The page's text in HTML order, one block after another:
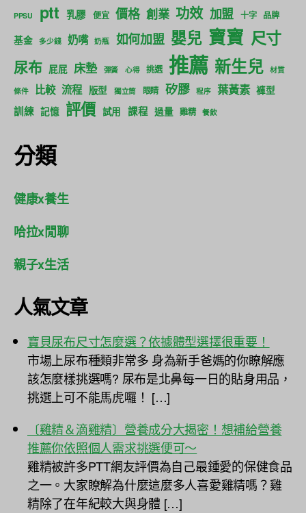
PPSU ptt 乳膠 便宜 價格 創業 功效 加盟 十字 品牌
基金 多少錢 奶嘴 奶瓶 如何加盟 嬰兒 寶寶 尺寸
尿布 屁屁 床墊 彈簧 心得 挑選 推薦 新生兒 材質
條件 比較 流程 版型 獨立筒 眼睛 矽膠 程序 葉黃素 褲型
訓練 記憶 評價 試用 課程 過量 雞精 餐飲
分類
健康x養生
哈拉x閒聊
親子x生活
人氣文章
寶貝尿布尺寸怎麼選？依據體型選擇很重要！
市場上尿布種類非常多 身為新手爸媽的你瞭解應
該怎麼樣挑選嗎? 尿布是北鼻每一日的貼身用品，
挑選上可不能馬虎囉！ […]
〔雞精＆滴雞精〕營養成分大揭密！想補給營養
推薦你依照個人需求挑選便可～
雞精被許多PTT網友評價為自己最鍾愛的保健食品
之一。大家瞭解為什麼這麼多人喜愛雞精嗎？雞
精除了在年紀較大與身體 […]